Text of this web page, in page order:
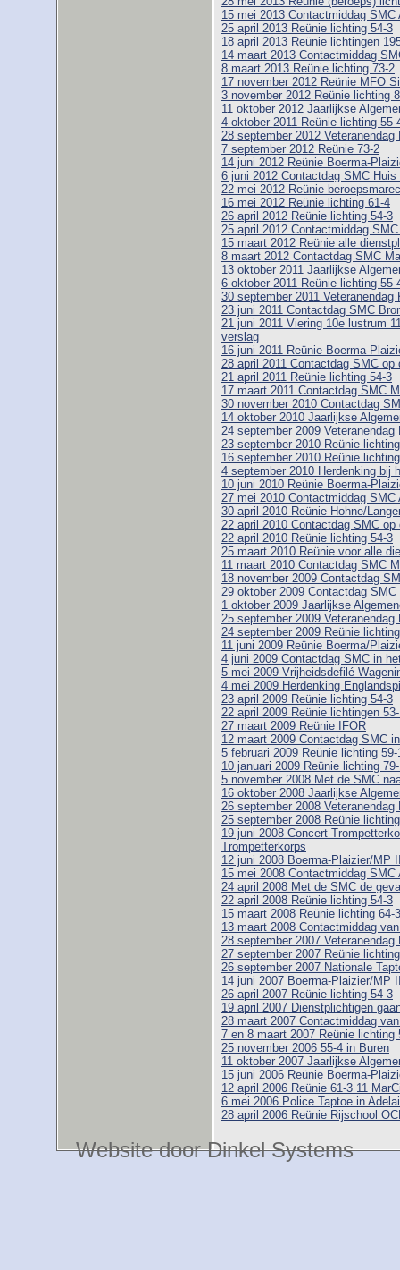
15 mei 2013 Contactmiddag
25 april 2013 Reünie lichting 54-3
18 april 2013 Reünie lichtingen
14 maart 2013 Contactmiddag
8 maart 2013 Reünie lichting 73-2
17 november 2012 Reünie MFO
3 november 2012 Reünie lichting
11 oktober 2012 Jaarlijkse
4 oktober 2011 Reünie lichting 55-
28 september 2012
7 september 2012 Reünie 73-2
14 juni 2012 Reünie Boerma-
6 juni 2012 Contactdag SMC Huis
22 mei 2012 Reünie
16 mei 2012 Reünie lichting 61-4
26 april 2012 Reünie lichting 54-3
25 april 2012 Contactmiddag
15 maart 2012 Reünie alle
8 maart 2012 Contactdag SMC
13 oktober 2011 Jaarlijkse
6 oktober 2011 Reünie lichting 55-
30 september 2011
23 juni 2011 Contactdag SMC
21 juni 2011 Viering 10e lustrum
verslag
16 juni 2011 Reünie Boerma-
28 april 2011 Contactdag SMC
21 april 2011 Reünie lichting 54-3
17 maart 2011 Contactdag SMC
30 november 2010 Contactdag
14 oktober 2010 Jaarlijkse
24 september 2009
23 september 2010 Reünie
16 september 2010 Reünie
4 september 2010 Herdenking bij
10 juni 2010 Reünie Boerma-
27 mei 2010 Contactmiddag
30 april 2010 Reünie Hohne/
22 april 2010 Contactdag SMC
22 april 2010 Reünie lichting 54-3
25 maart 2010 Reünie voor alle
11 maart 2010 Contactdag SMC
18 november 2009 Contactdag
29 oktober 2009 Contactdag
1 oktober 2009 Jaarlijkse
25 september 2009
24 september 2009 Reünie
11 juni 2009 Reünie Boerma/
4 juni 2009 Contactdag SMC in
5 mei 2009 Vrijheidsdefilé
4 mei 2009 Herdenking
23 april 2009 Reünie lichting 54-3
22 april 2009 Reünie lichtingen
27 maart 2009 Reünie IFOR
12 maart 2009 Contactdag SMC
5 februari 2009 Reünie lichting
10 januari 2009 Reünie lichting
5 november 2008 Met de SMC
16 oktober 2008 Jaarlijkse
26 september 2008
25 september 2008 Reünie
19 juni 2008 Concert
Trompetterkorps
12 juni 2008 Boerma-Plaizier/MP
15 mei 2008 Contactmiddag
24 april 2008 Met de SMC de
22 april 2008 Reünie lichting 54-3
15 maart 2008 Reünie lichting 64-3
13 maart 2008 Contactmiddag
28 september 2007
27 september 2007 Reünie
26 september 2007 Nationale
14 juni 2007 Boerma-Plaizier/MP
26 april 2007 Reünie lichting 54-3
19 april 2007 Dienstplichtigen
28 maart 2007 Contactmiddag
7 en 8 maart 2007 Reünie lichting
25 november 2006 55-4 in Buren
11 oktober 2007 Jaarlijkse
15 juni 2006 Reünie Boerma-
12 april 2006 Reünie 61-3 11
6 mei 2006 Police Taptoe in
28 april 2006 Reünie Rijschool
Website door Dinkel Systems